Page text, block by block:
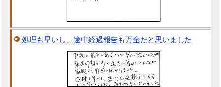
処理も早いし、途中経過報告も万全だと思いました